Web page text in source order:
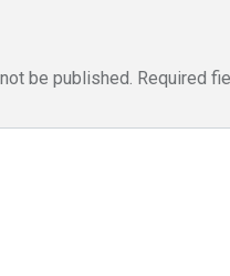
be published. Required